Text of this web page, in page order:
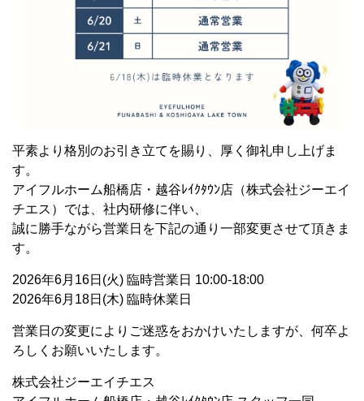
平素より格別のお引き立てを賜り、厚く御礼申し上げま
す。
アイフルホーム船橋店・越谷ﾚｲｸﾀｳﾝ店（株式会社ジーエイ
チエス）では、社内研修に伴い、
誠に勝手ながら営業日を下記の通り一部変更させて頂きま
す。
2026年6月16日(火) 臨時営業日 10:00-18:00
2026年6月18日(木) 臨時休業日
営業日の変更によりご迷惑をおかけいたしますが、何卒よ
ろしくお願いいたします。
株式会社ジーエイチエス